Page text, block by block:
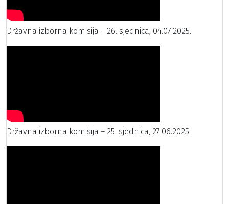
Državna izborna komisija – 26. sjednica, 04.07.2025.
Državna izborna komisija – 25. sjednica, 27.06.2025.